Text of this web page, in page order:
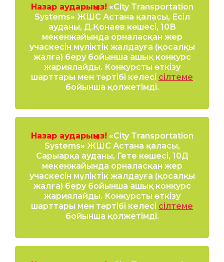
Назар аударыңыз! «City Transportation
Systems» ЖШС Астана қаласы, Есіл
ауданы, Д.Қонаев көшесі, 10В
мекенжайында орналасқан жер
учаскесін мүліктік жалдауға (қосалқы
жалға) беру бойынша ашық конкурс
жариялайды. Конкурсты өткізу
шарттары мен тәртібі келесі сілтеме
бойынша қолжетімді.
Назар аударыңыз! «City Transportation
Systems» ЖШС Астана қаласы,
Сарыарқа ауданы, Гете көшесі, 10Д
мекенжайында орналасқан жер
учаскесін мүліктік жалдауға (қосалқы
жалға) беру бойынша ашық конкурс
жариялайды. Конкурсты өткізу
шарттары мен тәртібі келесі сілтеме
бойынша қолжетімді.